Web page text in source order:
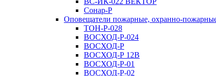
Сонар-Р
Оповещатели пожарные, охранно-
ТОН-Р-028
ВОСХОД-Р-024
ВОСХОД-Р
ВОСХОД-Р 12В
ВОСХОД-Р-01
ВОСХОД-Р-02